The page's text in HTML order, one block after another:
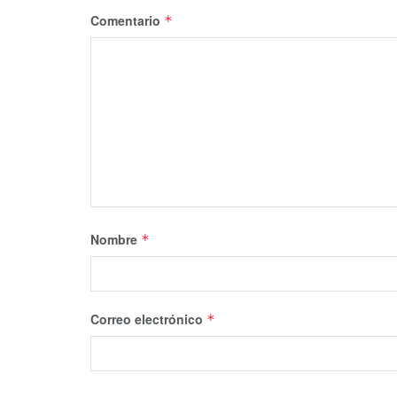
Comentario *
Nombre *
Correo electrónico *